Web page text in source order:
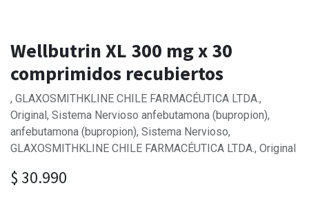
Wellbutrin XL 300 mg x 30
comprimidos recubiertos
, GLAXOSMITHKLINE CHILE FARMACÉUTICA LTDA.,
Original, Sistema Nervioso anfebutamona (bupropion),
anfebutamona (bupropion), Sistema Nervioso,
GLAXOSMITHKLINE CHILE FARMACÉUTICA LTDA., Original
$ 30.990